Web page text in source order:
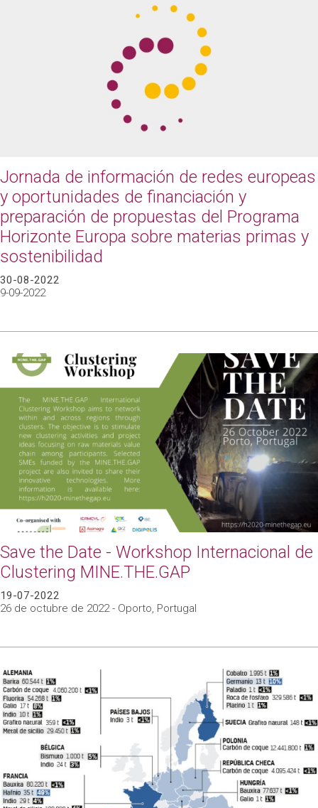
Jornada de información de redes europeas
y oportunidades de financiación y
preparación de propuestas del Programa
Horizonte Europa sobre materias primas y
sostenibilidad
30-08-2022
9-09-2022
Save the Date - Workshop Internacional de
Clustering MINE.THE.GAP
19-07-2022
26 de octubre de 2022 - Oporto, Portugal